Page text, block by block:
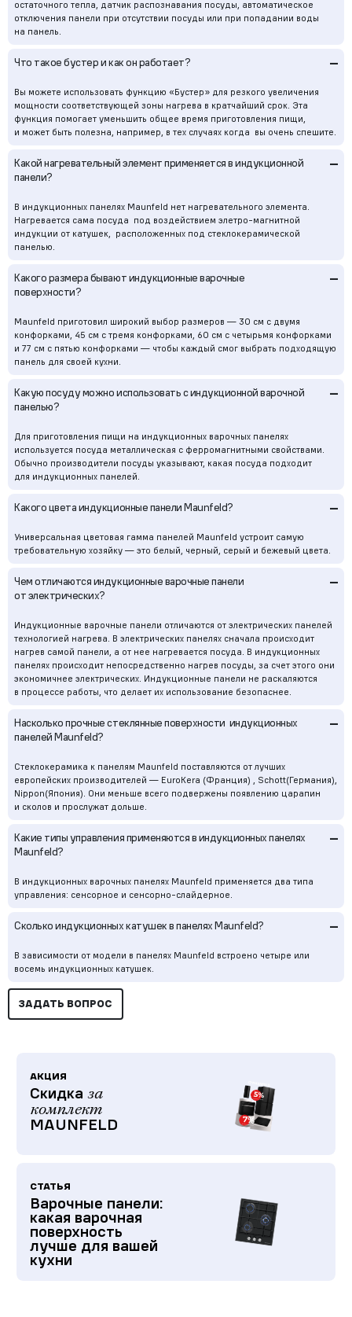
остаточного тепла, датчик распознавания посуды, автоматическое
отключения панели при отсутствии посуды или при попадании воды
на панель.
Что такое бустер и как он работает? –
Вы можете использовать функцию «Бустер» для резкого увеличения
мощности соответствующей зоны нагрева в кратчайший срок. Эта
функция помогает уменьшить общее время приготовления пищи,
и может быть полезна, например, в тех случаях когда вы очень спешите.
Какой нагревательный элемент применяется в индукционной
панели?
–
В индукционных панелях Maunfeld нет нагревательного элемента.
Нагревается сама посуда под воздействием элетро-магнитной
индукции от катушек, расположенных под стеклокерамической
панелью.
Какого размера бывают индукционные варочные
поверхности?
–
Maunfeld приготовил широкий выбор размеров — 30 см с двумя
конфорками, 45 см с тремя конфорками, 60 см с четырьмя конфорками
и 77 см с пятью конфорками — чтобы каждый смог выбрать подходящую
панель для своей кухни.
Какую посуду можно использовать с индукционной варочной
панелью?
–
Для приготовления пищи на индукционных варочных панелях
используется посуда металлическая с ферромагнитными свойствами.
Обычно производители посуды указывают, какая посуда подходит
для индукционных панелей.
Какого цвета индукционные панели Maunfeld? –
Универсальная цветовая гамма панелей Maunfeld устроит самую
требовательную хозяйку — это белый, черный, серый и бежевый цвета.
Чем отличаются индукционные варочные панели
от электрических?
–
Индукционные варочные панели отличаются от электрических панелей
технологией нагрева. В электрических панелях сначала происходит
нагрев самой панели, а от нее нагревается посуда. В индукционных
панелях происходит непосредственно нагрев посуды, за счет этого они
экономичнее электрических. Индукционные панели не раскаляются
в процессе работы, что делает их использование безопаснее.
Насколько прочные стеклянные поверхности индукционных
панелей Maunfeld?
–
Стеклокерамика к панелям Maunfeld поставляются от лучших
европейских производителей — EuroKera (Франция) , Schott(Германия),
Nippon(Япония). Они меньше всего подвержены появлению царапин
и сколов и прослужат дольше.
Какие типы управления применяются в индукционных панелях
Maunfeld?
–
В индукционных варочных панелях Maunfeld применяется два типа
управления: сенсорное и сенсорно-слайдерное.
Сколько индукционных катушек в панелях Maunfeld? –
В зависимости от модели в панелях Maunfeld встроено четыре или
восемь индукционных катушек.
ЗАДАТЬ ВОПРОС
АКЦИЯ
Скидка за
комплект
MAUNFELD
СТАТЬЯ
Варочные панели:
какая варочная
поверхность
лучше для вашей
кухни